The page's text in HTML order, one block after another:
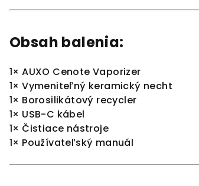
Obsah balenia:
1× AUXO Cenote Vaporizer
1× Vymeniteľný keramický necht
1× Borosilikátový recycler
1× USB-C kábel
1× Čistiace nástroje
1× Používateľský manuál